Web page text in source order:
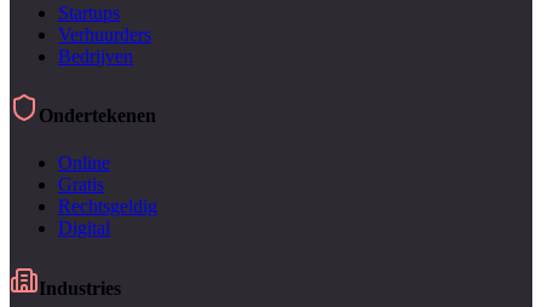
Startups
Verhuurders
Bedrijven
Ondertekenen
Online
Gratis
Rechtsgeldig
Digital
Industries